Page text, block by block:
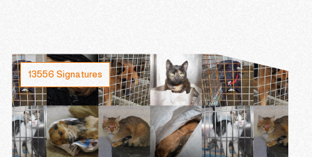
13556 Signatures